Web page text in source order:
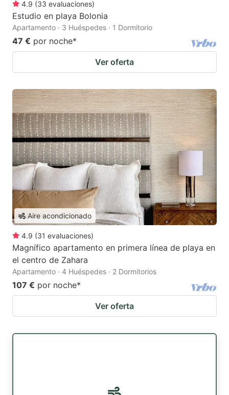
4.9 (33 evaluaciones)
Estudio en playa Bolonia
Apartamento · 3 Huéspedes · 1 Dormitorio
47 € por noche*
Ver oferta
Aire acondicionado
4.9 (31 evaluaciones)
Magnífico apartamento en primera línea de playa en
el centro de Zahara
Apartamento · 4 Huéspedes · 2 Dormitorios
107 € por noche*
Ver oferta